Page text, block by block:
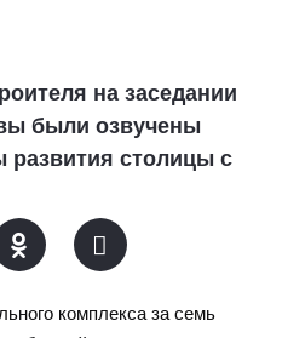
на заседании
были озвучены
развития столицы с
комплекса за семь